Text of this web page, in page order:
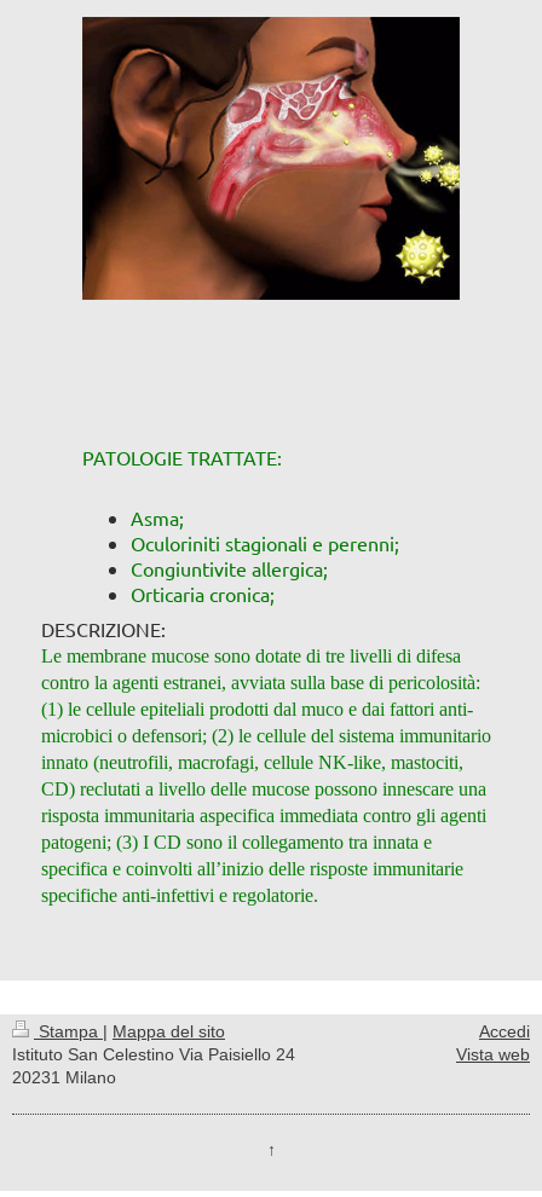
PATOLOGIE TRATTATE:
Asma;
Oculoriniti stagionali e perenni;
Congiuntivite allergica;
Orticaria cronica;
DESCRIZIONE:
Le membrane mucose sono dotate di tre livelli di difesa
contro la agenti estranei, avviata sulla base di pericolosità:
(1) le cellule epiteliali prodotti dal muco e dai fattori anti-
microbici o defensori; (2) le cellule del sistema immunitario
innato (neutrofili, macrofagi, cellule NK-like, mastociti,
CD) reclutati a livello delle mucose possono innescare una
risposta immunitaria aspecifica immediata contro gli agenti
patogeni; (3) I CD sono il collegamento tra innata e
specifica e coinvolti all’inizio delle risposte immunitarie
specifiche anti-infettivi e regolatorie.
Stampa | Mappa del sito
Istituto San Celestino Via Paisiello 24
20231 Milano
Accedi
Vista web
↑